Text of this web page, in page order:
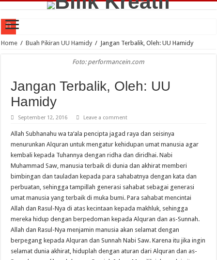
Ari Golok Siang; Abi Tande Rora Konji Sakanca, Oleh : UU Hamidy
Sakik Lambek Bota, Tuo Lambek Mati, Oleh : UU Hamidy
Jejak Langkah Pemangku Adat Bersendi Syarak Memegang Teraju Adat di
Kadar Islam dalam Tafsir Antropologis Nama Pesukuan di Siberakun Kuantan
Di Radio, Oleh : Purnimasari
Kilas Balik Nasib Orang Melayu (Renungan untuk Kemerdekaan RI), Oleh : UU
Ranah Dunia Ranah Akhirat Orang Melayu, UU Hamidy, Bilik Kreatif, 2023
Harimau Lambang Hulubalang Melayu, Oleh : UU Hamidy
Dunia Makin Lengang, Oleh : Purnimasari
Home / Buah Pikiran UU Hamidy / Jangan Terbalik, Oleh: UU Hamidy
Foto: performancein.com
Jangan Terbalik, Oleh: UU
Hamidy
September 12, 2016 Leave a comment
Allah Subhanahu wa ta‘ala pencipta jagad raya dan seisinya
menurunkan Alquran untuk mengatur kehidupan umat manusia agar
kembali kepada Tuhannya dengan ridha dan diridhai. Nabi
Muhammad Saw, manusia terbaik di dunia dan akhirat memberi
bimbingan dan tauladan kepada para sahabatnya dengan kata dan
perbuatan, sehingga tampillah generasi sahabat sebagai generasi
umat manusia yang terbaik di muka bumi. Para sahabat mencintai
Allah dan Rasul-Nya di atas kecintaan kepada makhluk, sehingga
mereka hidup dengan berpedoman kepada Alquran dan as-Sunnah.
Allah dan Rasul-Nya menjamin manusia akan selamat dengan
berpegang kepada Alquran dan Sunnah Nabi Saw. Karena itu jika ingin
selamat dunia akhirat, hiduplah dengan aturan dari Alquran dan as-